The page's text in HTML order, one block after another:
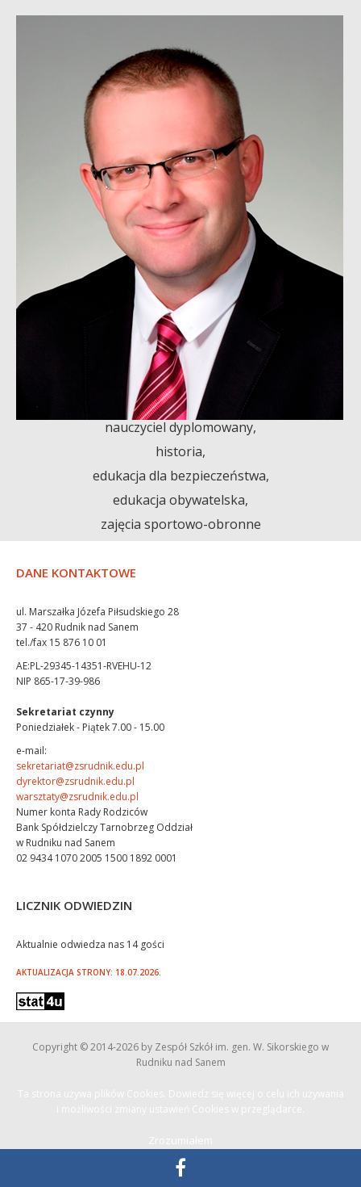
nauczyciel dyplomowany,
historia,
edukacja dla bezpieczeństwa,
edukacja obywatelska,
zajęcia sportowo-obronne
DANE KONTAKTOWE
ul. Marszałka Józefa Piłsudskiego 28
37 - 420 Rudnik nad Sanem
tel./fax 15 876 10 01
AE:PL-29345-14351-RVEHU-12
NIP 865-17-39-986
Sekretariat czynny
Poniedziałek - Piątek 7.00 - 15.00
e-mail:
sekretariat@zsrudnik.edu.pl
dyrektor@zsrudnik.edu.pl
warsztaty@zsrudnik.edu.pl
Numer konta Rady Rodziców
Bank Spółdzielczy Tarnobrzeg Oddział
w Rudniku nad Sanem
02 9434 1070 2005 1500 1892 0001
LICZNIK ODWIEDZIN
Aktualnie odwiedza nas 14 gości
AKTUALIZACJA STRONY: 18.07.2026.
Copyright © 2014-2026 by Zespół Szkół im. gen. W. Sikorskiego w
Rudniku nad Sanem
Projekt i realizacja: Axon Group |